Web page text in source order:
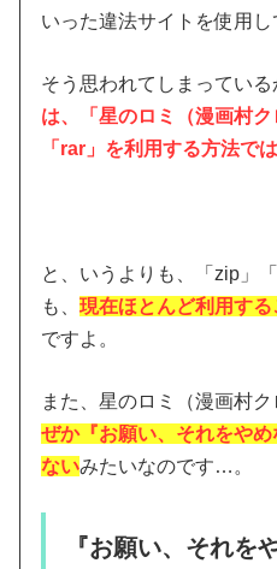
いった違法サイトを使用
そう思われてしまってい
は、「星のロミ（漫画村ク
「rar」を利用する方法で
と、いうよりも、「zip」
も、現在ほとんど利用す
ですよ。
また、星のロミ（漫画村
ぜか『お願い、それをや
ないみたいなのです…。
『お願い、それを